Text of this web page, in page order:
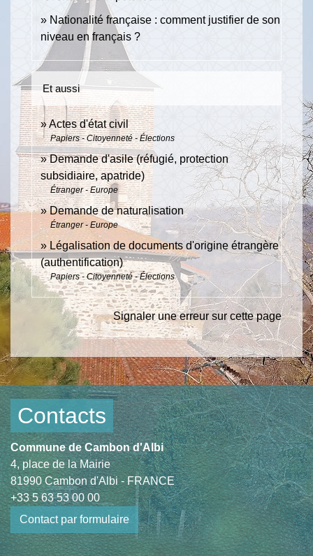
Nationalité française : comment justifier de son
niveau en français ?
Et aussi
Actes d'état civil
Papiers - Citoyenneté - Élections
Demande d'asile (réfugié, protection
subsidiaire, apatride)
Étranger - Europe
Demande de naturalisation
Étranger - Europe
Légalisation de documents d'origine étrangère
(authentification)
Papiers - Citoyenneté - Élections
Signaler une erreur sur cette page
Contacts
Commune de Cambon d'Albi
4, place de la Mairie
81990 Cambon d'Albi - FRANCE
+33 5 63 53 00 00
Contact par formulaire